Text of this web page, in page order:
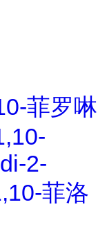
菲罗啉
2-
菲洛